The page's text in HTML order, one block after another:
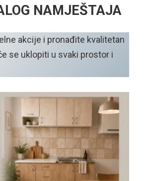
NAMJEŠTAJA
akcije i pronađite kvalitetan
se uklopiti u svaki prostor i